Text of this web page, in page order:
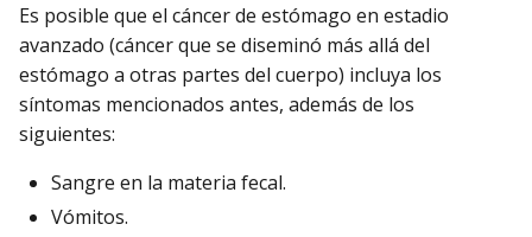
Es posible que el cáncer de estómago en estadio
avanzado (cáncer que se diseminó más allá del
estómago a otras partes del cuerpo) incluya los
síntomas mencionados antes, además de los
siguientes:
Sangre en la materia fecal.
Vómitos.